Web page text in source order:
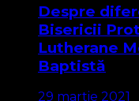
Despre
Bisericii
Lutherane
Baptistă
29 martie 2021